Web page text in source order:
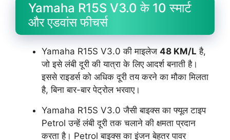
Yamaha R15S V3.0 के 10 स्मार्ट
और एडवांस फीचर्स
Yamaha R15S V3.0 की माइलेज 48 KM/L है,
जो इसे लंबी दूरी की यात्रा के लिए आदर्श बनाती है।
इससे राइडर्स को अधिक दूरी तय करने का मौका मिलता
है, बिना बार-बार पेट्रोल भरवाए।
Yamaha R15S V3.0 जैसी बाइक्स का फ्यूल टाइप
Petrol उन्हें लंबी दूरी तक चलाने की क्षमता प्रदान
करता है। Petrol बाइक्स का इंजन बेहतर पावर